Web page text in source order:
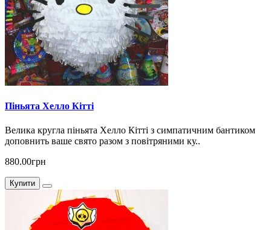
Піньята Хелло Кітті
Велика кругла піньята Хелло Кітті з симпатичним бантиком
доповнить ваше свято разом з повітряними ку..
880.00грн
Купити